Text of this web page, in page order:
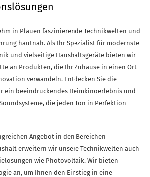
in Plauen faszinierende Technikwelten und
hautnah. Als Ihr Spezialist für modernste
und vielseitige Haushaltsgeräte bieten wir
an Produkten, die Ihr Zuhause in einen Ort
verwandeln. Entdecken Sie die
ein beeindruckendes Heimkinoerlebnis und
die jeden Ton in Perfektion
Angebot in den Bereichen
erweitern wir unsere Technikwelten auch
wie Photovoltaik. Wir bieten
an, um Ihnen den Einstieg in eine